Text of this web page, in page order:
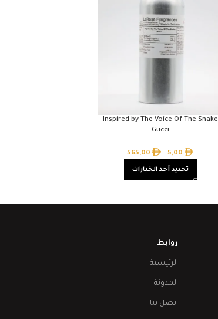
Inspired by The Voice Of The Snake
Gucci
5,00
–
565,00
تحديد أحد الخيارات
روابط
الرئيسية
المدونة
اتصل بنا